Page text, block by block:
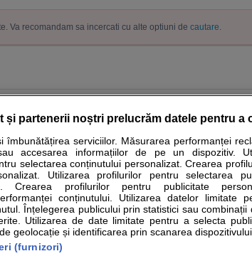
Va recomandam sa incercati cu alte optiuni de cautare.
Boli si afectiuni Calculatoare Stiri medicale
au scop informativ si educational. Ele nu pot
primita pe sfatulmedicului.ro sa consultati fie medicul
Parteneri
și partenerii noștri prelucrăm datele pentru a
îmbunătățirea serviciilor. Măsurarea performanței
accesarea informațiilor de pe un dispozitiv.
selectarea conținutului personalizat. Crearea
Utilizarea profilurilor pentru selectarea
Crearea profilurilor pentru publicitate
conținutului. Utilizarea datelor limitate
Înțelegerea publicului prin statistici sau combinații
Utilizarea de date limitate pentru a selecta
geolocație și identificarea prin scanarea dispozitivului.
(furnizori)